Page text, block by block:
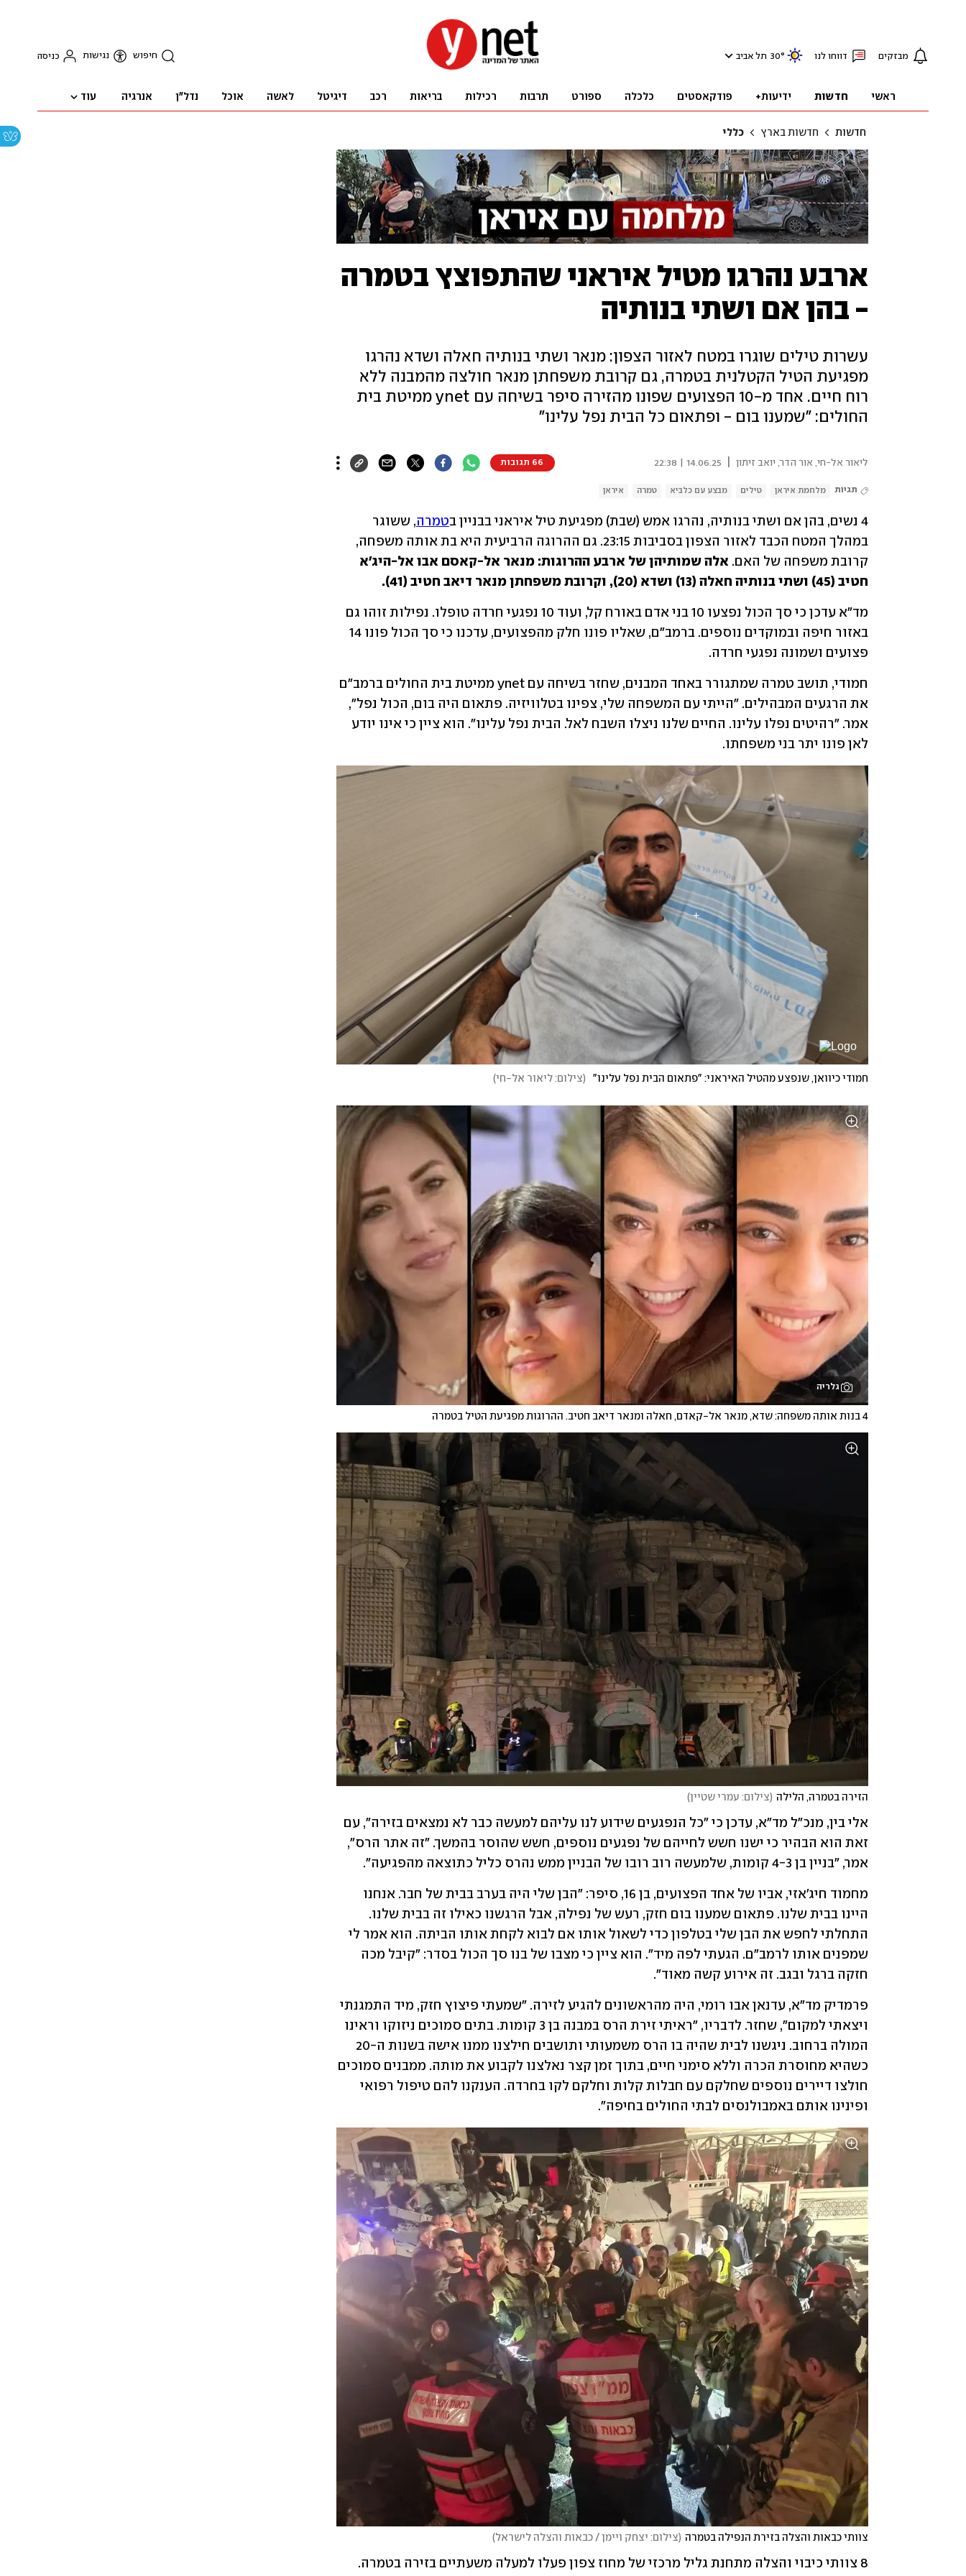
מבזקים דווחו לנו 30° תל אביב חיפוש נגישות כניסה
ראשי חדשות ידיעות+ פודקאסטים כלכלה ספורט תרבות רכילות בריאות רכב דיגיטל לאשה אוכל נדל"ן אנרגיה עוד
חדשות חדשות בארץ כללי
ארבע נהרגו מטיל איראני שהתפוצץ בטמרה
- בהן אם ושתי בנותיה
עשרות טילים שוגרו במטח לאזור הצפון: מנאר ושתי בנותיה חאלה ושדא נהרגו
מפגיעת הטיל הקטלנית בטמרה, גם קרובת משפחתן מנאר חולצה מהמבנה ללא
רוח חיים. אחד מ-10 הפצועים שפונו מהזירה סיפר בשיחה עם ynet ממיטת בית
החולים: "שמענו בום - ופתאום כל הבית נפל עלינו"
ליאור אל-חי אור הדר, יואב זיתון 14.06.25 | 22:38 66 תגובות
תגיות מלחמת איראן טילים מבצע עם כלביא טמרה איראן
4 נשים, בהן אם ושתי בנותיה, נהרגו אמש (שבת) מפגיעת טיל איראני בבניין ב טמרה
קרובת משפחה של האם.
חטיב (45) ושתי בנותיה חאלה (13) ושדא (20), וקרובת משפחתן מנאר דיאב חטיב (41).
פצועים ושמונה נפגעי חרדה.
לאן פונו יתר בני משפחתו.
חמודי כיוואן, שנפצע מהטיל האיראני: "פתאום הבית נפל עלינו" (צילום: ליאור אל-חי)
גלריה
4 בנות אותה משפחה: שדא, מנאר אל-קאדם, חאלה ומנאר דיאב חטיב. ההרוגות מפגיעת הטיל בטמרה
הזירה בטמרה, הלילה (צילום: עמרי שטיין)
אמר, "בניין בן 4-3 קומות, שלמעשה רוב רובו של הבניין ממש נהרס כליל כתוצאה מהפגיעה".
חזקה ברגל ובגב. זה אירוע קשה מאוד".
ופינינו אותם באמבולנסים לבתי החולים בחיפה".
צוותי כבאות והצלה בזירת הנפילה בטמרה (צילום: יצחק ויימן / כבאות והצלה לישראל)